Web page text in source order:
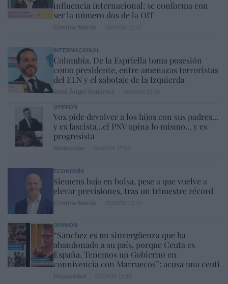
influencia internacional: se conforma con
ser la número dos de la OIT
INTERNACIONAL
Colombia. De la Espriella toma posesión
como presidente, entre amenazas terroristas
del ELN y el sabotaje de la Izquierda
OPINIÓN
Vox pide devolver a los hijos con sus padres...
y es fascista...el PNV opina lo mismo... y es
progresista
ECONOMÍA
Siemens baja en bolsa, pese a que vuelve a
elevar previsiones, tras un trimestre récord
OPINIÓN
“Sánchez es un sinvergüenza que ha
abandonado a su país, porque Ceuta es
España. Tenemos un Gobierno en
connivencia con Marruecos”: acusa una ceutí